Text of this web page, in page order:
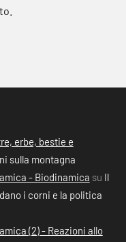
erbe, bestie e
sulla montagna
- Biodinamica su Il
i corni e la politica
(2) - Reazioni allo